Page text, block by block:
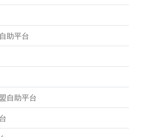
助平台
自助平台